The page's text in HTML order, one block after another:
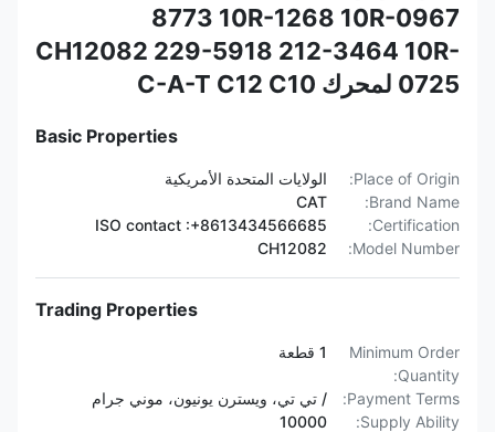
8773 10R-1268 10R-0967
CH12082 229-5918 212-3464 10R-
0725 لمحرك C-A-T C12 C10
Basic Properties
Place of Origin:
الولايات المتحدة الأمريكية
Brand Name:
CAT
Certification:
ISO contact :+8613434566685
Model Number:
CH12082
Trading Properties
Minimum Order
Quantity:
1 قطعة
Payment Terms:
/ تي تي، ويسترن يونيون، موني جرام
Supply Ability:
10000